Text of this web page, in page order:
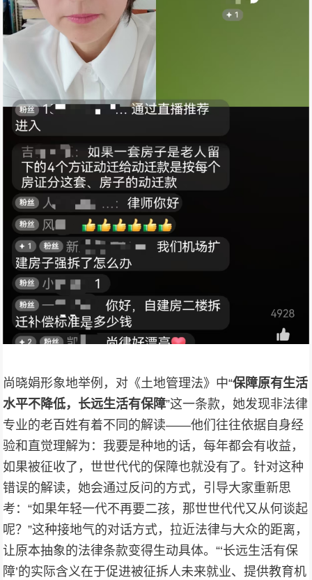
尚晓娟形象地举例，对《土地管理法》中“保障原有生活
水平不降低，长远生活有保障”这一条款，她发现非法律
专业的老百姓有着不同的解读——他们往往依据自身经
验和直觉理解为：我要是种地的话，每年都会有收益，
如果被征收了，世世代代的保障也就没有了。针对这种
错误的解读，她会通过反问的方式，引导大家重新思
考：“如果年轻一代不再要二孩，那世世代代又从何谈起
呢？”这种接地气的对话方式， 拉近法律与大众的距离，
让原本抽象的法律条款变得生动具体。“‘长远生活有保
障’的实际含义在于促进被征拆人未来就业、提供教育机